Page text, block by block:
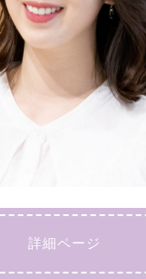
詳細ページ